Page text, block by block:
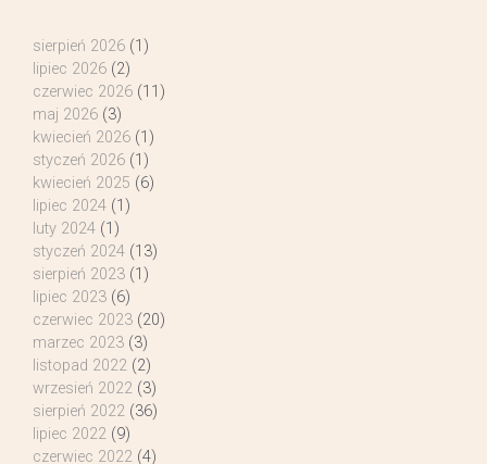
sierpień 2026 (1)
lipiec 2026 (2)
czerwiec 2026 (11)
maj 2026 (3)
kwiecień 2026 (1)
styczeń 2026 (1)
kwiecień 2025 (6)
lipiec 2024 (1)
luty 2024 (1)
styczeń 2024 (13)
sierpień 2023 (1)
lipiec 2023 (6)
czerwiec 2023 (20)
marzec 2023 (3)
listopad 2022 (2)
wrzesień 2022 (3)
sierpień 2022 (36)
lipiec 2022 (9)
czerwiec 2022 (4)